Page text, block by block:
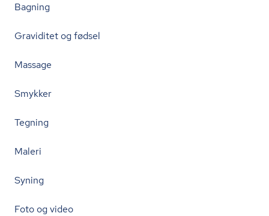
Bagning
Graviditet og fødsel
Massage
Smykker
Tegning
Maleri
Syning
Foto og video